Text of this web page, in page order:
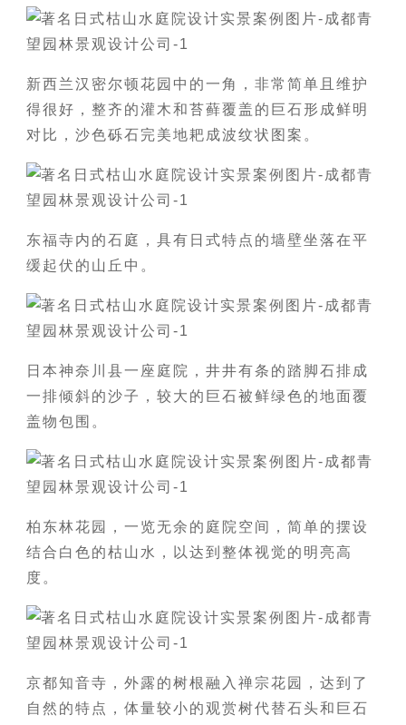
新西兰汉密尔顿花园中的一角，非常简单且维护
得很好，整齐的灌木和苔藓覆盖的巨石形成鲜明
对比，沙色砾石完美地耙成波纹状图案。
东福寺内的石庭，具有日式特点的墙壁坐落在平
缓起伏的山丘中。
日本神奈川县一座庭院，井井有条的踏脚石排成
一排倾斜的沙子，较大的巨石被鲜绿色的地面覆
盖物包围。
柏东林花园，一览无余的庭院空间，简单的摆设
结合白色的枯山水，以达到整体视觉的明亮高
度。
京都知音寺，外露的树根融入禅宗花园，达到了
自然的特点，体量较小的观赏树代替石头和巨石